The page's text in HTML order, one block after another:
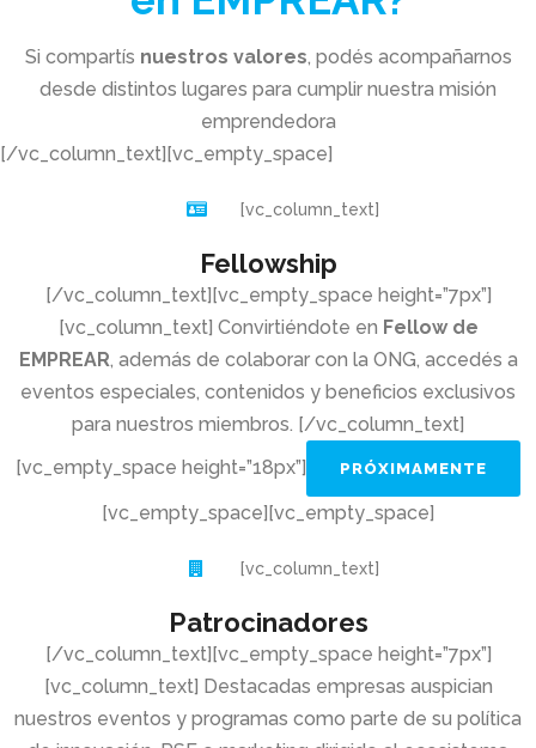
Si compartís nuestros valores, podés acompañarnos
desde distintos lugares para cumplir nuestra misión
emprendedora
[/vc_column_text][vc_empty_space]
[vc_column_text]
Fellowship
[/vc_column_text][vc_empty_space height=”7px”]
[vc_column_text] Convirtiéndote en Fellow de
EMPREAR, además de colaborar con la ONG, accedés a
eventos especiales, contenidos y beneficios exclusivos
para nuestros miembros. [/vc_column_text]
[vc_empty_space height=”18px”]
PRÓXIMAMENTE
[vc_empty_space][vc_empty_space]
[vc_column_text]
Patrocinadores
[/vc_column_text][vc_empty_space height=”7px”]
[vc_column_text] Destacadas empresas auspician
nuestros eventos y programas como parte de su política